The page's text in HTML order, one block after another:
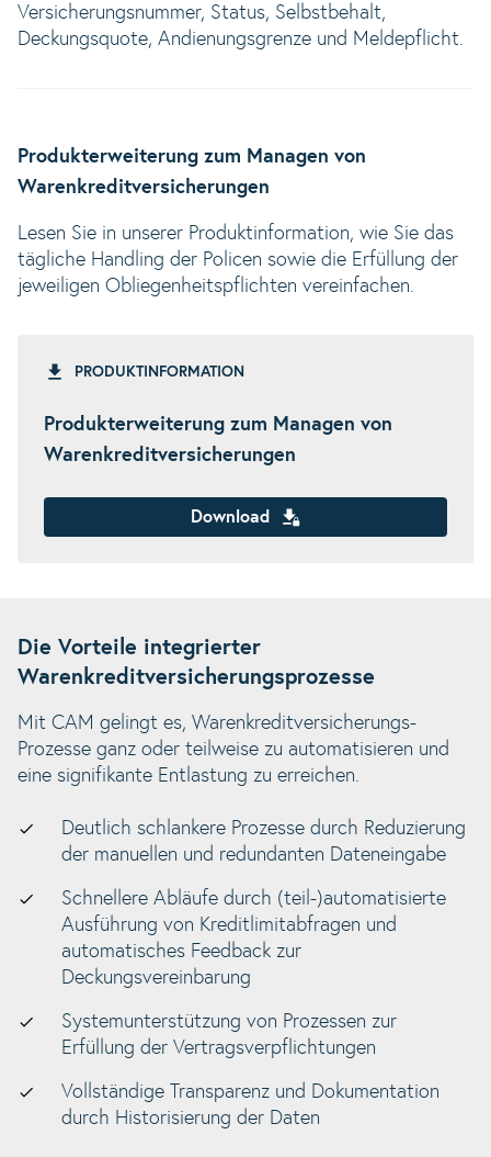
Versicherungsnummer, Status, Selbstbehalt,
Deckungsquote, Andienungsgrenze und Meldepflicht.
Produkterweiterung zum Managen von
Warenkreditversicherungen
Lesen Sie in unserer Produktinformation, wie Sie das
tägliche Handling der Policen sowie die Erfüllung der
jeweiligen Obliegenheitspflichten vereinfachen.
PRODUKTINFORMATION
Produkterweiterung zum Managen von
Warenkreditversicherungen
Download
Die Vorteile integrierter
Warenkreditversicherungsprozesse
Mit CAM gelingt es, Warenkreditversicherungs-
Prozesse ganz oder teilweise zu automatisieren und
eine signifikante Entlastung zu erreichen.
Deutlich schlankere Prozesse durch Reduzierung
der manuellen und redundanten Dateneingabe
Schnellere Abläufe durch (teil-)automatisierte
Ausführung von Kreditlimitabfragen und
automatisches Feedback zur
Deckungsvereinbarung
Systemunterstützung von Prozessen zur
Erfüllung der Vertragsverpflichtungen
Vollständige Transparenz und Dokumentation
durch Historisierung der Daten